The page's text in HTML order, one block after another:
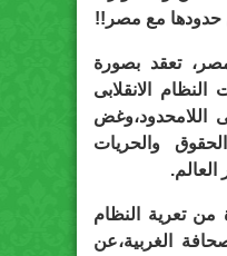
حدودها مع مصر!!
تعقد بصورة
الانقلابى
اللامحدود،وغض
والحريات
من تعرية النظام
الغربية،عن